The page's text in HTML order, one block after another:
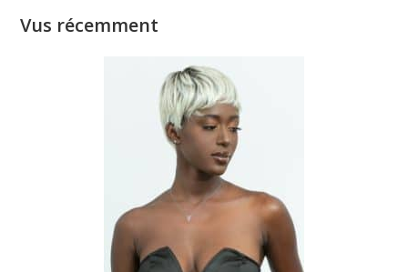
Vus récemment